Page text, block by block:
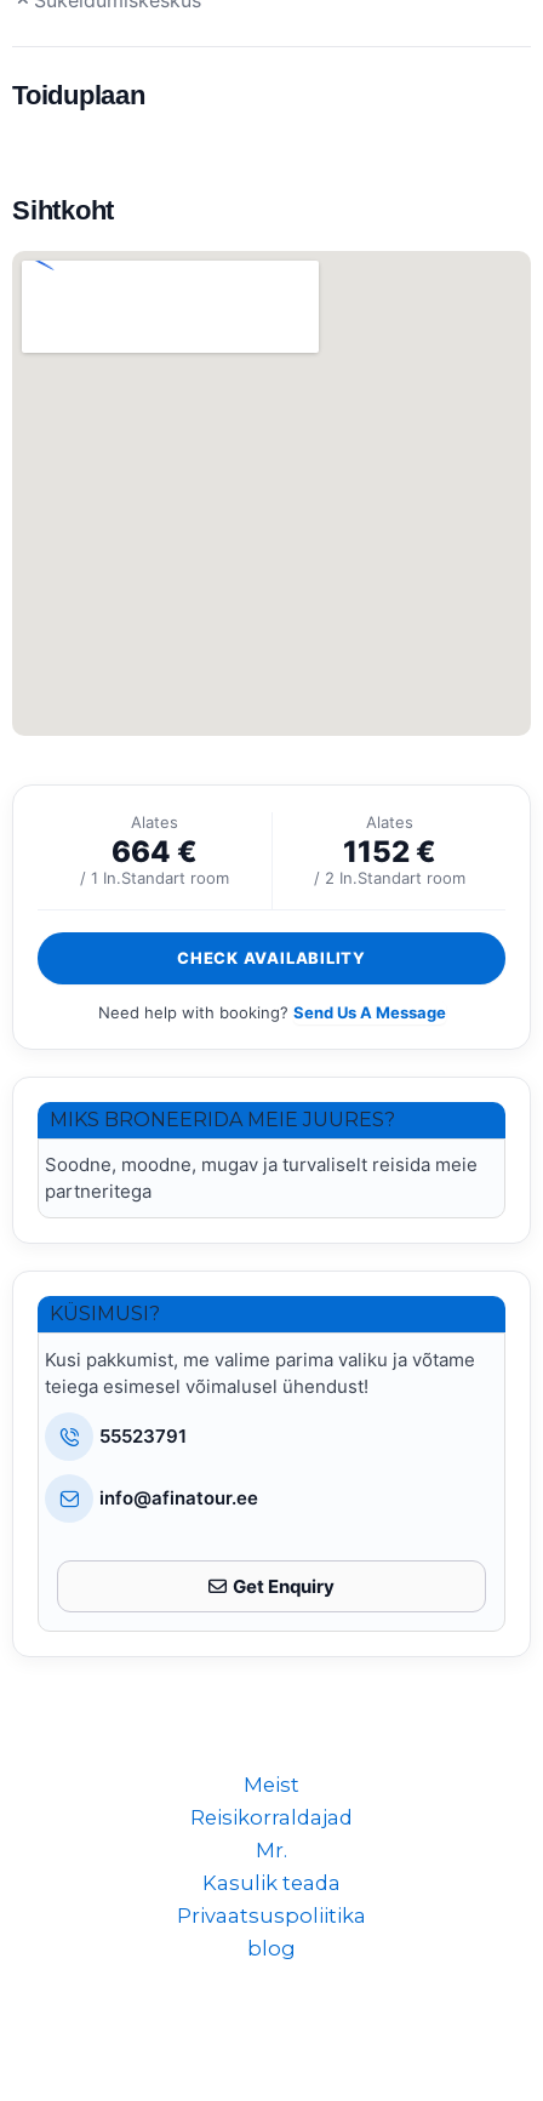
Toiduplaan
Sihtkoht
Alates
664 €
/ 1 In.Standart room
Alates
1152 €
/ 2 In.Standart room
CHECK AVAILABILITY
Need help with booking? Send Us A Message
MIKS BRONEERIDA MEIE JUURES?
Soodne, moodne, mugav ja turvaliselt reisida meie
partneritega
KÜSIMUSI?
Kusi pakkumist, me valime parima valiku ja võtame
teiega esimesel võimalusel ühendust!
55523791
info@afinatour.ee
Get Enquiry
Meist
Reisikorraldajad
Mr.
Kasulik teada
Privaatsuspoliitika
blog